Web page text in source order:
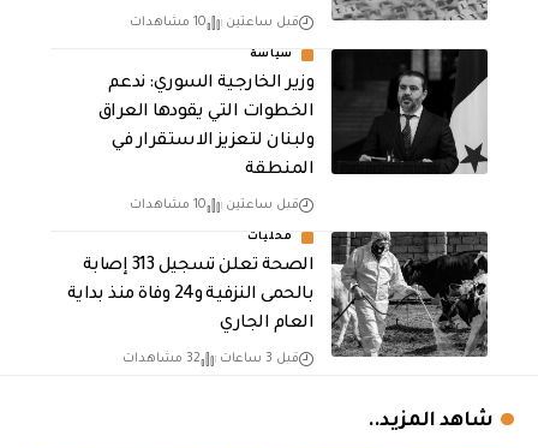
قبل ساعتين 10 مشاهدات
سياسة
وزير الخارجية السوري: ندعم
الخطوات التي يقودها العراق
ولبنان لتعزيز الاستقرار في
المنطقة
قبل ساعتين 10 مشاهدات
محليات
الصحة تعلن تسجيل 313 إصابة
بالحمى النزفية و24 وفاة منذ بداية
العام الجاري
قبل 3 ساعات 32 مشاهدات
شاهد المزيد..